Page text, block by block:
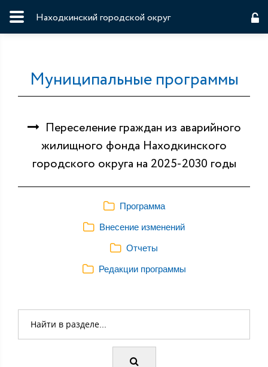
Находкинский городской округ
Муниципальные программы
Переселение граждан из аварийного
жилищного фонда Находкинского
городского округа на 2025-2030 годы
Программа
Внесение изменений
Отчеты
Редакции программы